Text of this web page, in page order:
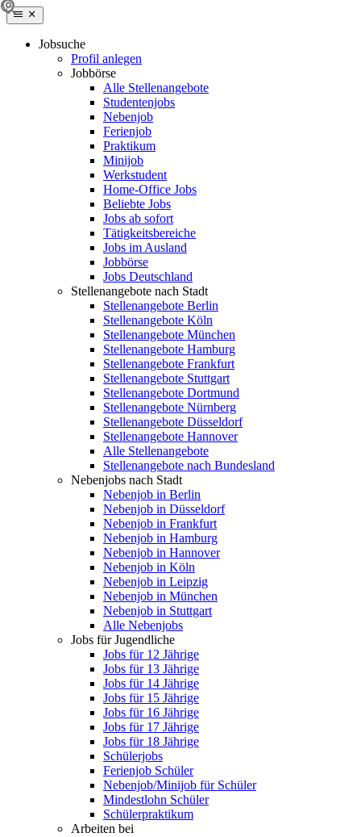
Jobsuche
Profil anlegen
Jobbörse
Alle Stellenangebote
Studentenjobs
Nebenjob
Ferienjob
Praktikum
Minijob
Werkstudent
Home-Office Jobs
Beliebte Jobs
Jobs ab sofort
Tätigkeitsbereiche
Jobs im Ausland
Jobbörse
Jobs Deutschland
Stellenangebote nach Stadt
Stellenangebote Berlin
Stellenangebote Köln
Stellenangebote München
Stellenangebote Hamburg
Stellenangebote Frankfurt
Stellenangebote Stuttgart
Stellenangebote Dortmund
Stellenangebote Nürnberg
Stellenangebote Düsseldorf
Stellenangebote Hannover
Alle Stellenangebote
Stellenangebote nach Bundesland
Nebenjobs nach Stadt
Nebenjob in Berlin
Nebenjob in Düsseldorf
Nebenjob in Frankfurt
Nebenjob in Hamburg
Nebenjob in Hannover
Nebenjob in Köln
Nebenjob in Leipzig
Nebenjob in München
Nebenjob in Stuttgart
Alle Nebenjobs
Jobs für Jugendliche
Jobs für 12 Jährige
Jobs für 13 Jährige
Jobs für 14 Jährige
Jobs für 15 Jährige
Jobs für 16 Jährige
Jobs für 17 Jährige
Jobs für 18 Jährige
Schülerjobs
Ferienjob Schüler
Nebenjob/Minijob für Schüler
Mindestlohn Schüler
Schülerpraktikum
Arbeiten bei